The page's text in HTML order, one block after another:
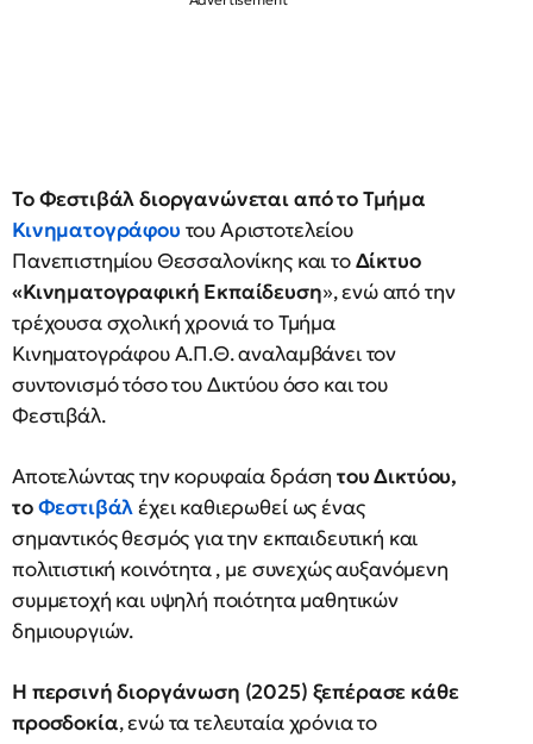
Το Φεστιβάλ διοργανώνεται από το Τμήμα
Κινηματογράφου του Αριστοτελείου
Πανεπιστημίου Θεσσαλονίκης και τοΔίκτυο
«Κινηματογραφική Εκπαίδευση», ενώ από την
τρέχουσα σχολική χρονιά το Τμήμα
Κινηματογράφου Α.Π.Θ. αναλαμβάνει τον
συντονισμό τόσο του Δικτύου όσο και του
Φεστιβάλ.
Αποτελώντας την κορυφαία δράσητου Δικτύου,
τοΦεστιβάλέχει καθιερωθεί ως ένας
σημαντικός θεσμός για την εκπαιδευτική και
πολιτιστική κοινότητα , με συνεχώς αυξανόμενη
συμμετοχή και υψηλή ποιότητα μαθητικών
δημιουργιών.
Η περσινή διοργάνωση (2025) ξεπέρασε κάθε
προσδοκία, ενώ τα τελευταία χρόνια το